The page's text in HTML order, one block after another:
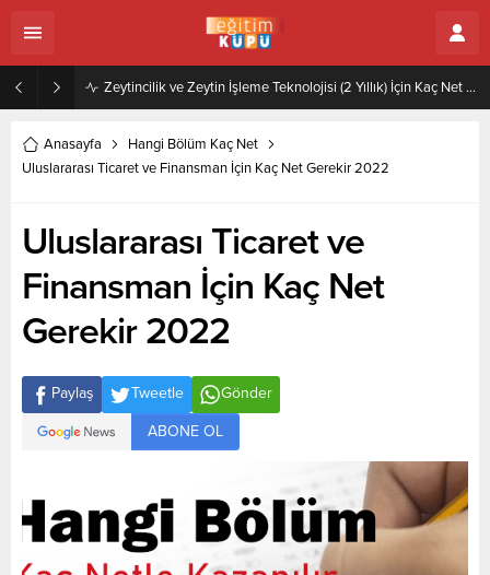
Zeytincilik ve Zeytin İşleme Teknolojisi (2 Yıllık) İçin Kaç Net Gerekir 2022
Anasayfa
Hangi Bölüm Kaç Net
Uluslararası Ticaret ve Finansman İçin Kaç Net Gerekir 2022
Uluslararası Ticaret ve
Finansman İçin Kaç Net
Gerekir 2022
Paylaş Tweetle Gönder
ABONE OL